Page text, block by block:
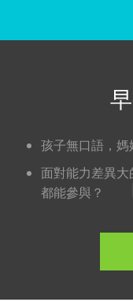
孩子無口語，
面對能力差異
都能參與？